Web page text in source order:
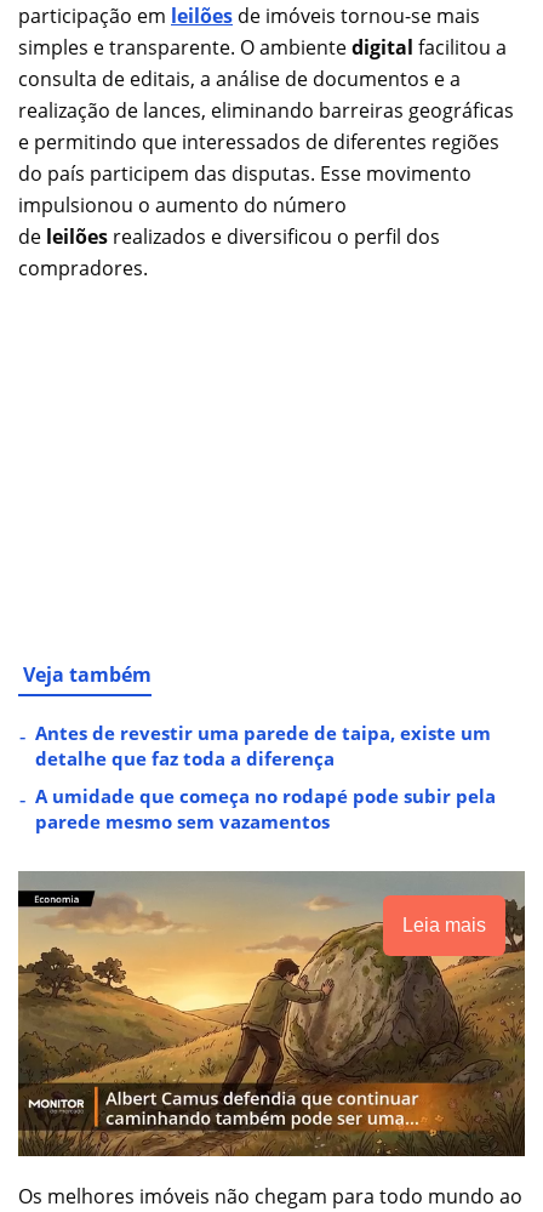
participação em leilões de imóveis tornou-se mais
simples e transparente. O ambientedigital facilitou a
consulta de editais, a análise de documentos e a
realização de lances, eliminando barreiras geográficas
e permitindo que interessados de diferentes regiões
do país participem das disputas. Esse movimento
impulsionou o aumento do número
de leilões realizados e diversificou o perfil dos
compradores.
Veja também
Antes de revestir uma parede de taipa, existe um
detalhe que faz toda a diferença
A umidade que começa no rodapé pode subir pela
parede mesmo sem vazamentos
Leia mais
Os melhores imóveis não chegam para todo mundo ao